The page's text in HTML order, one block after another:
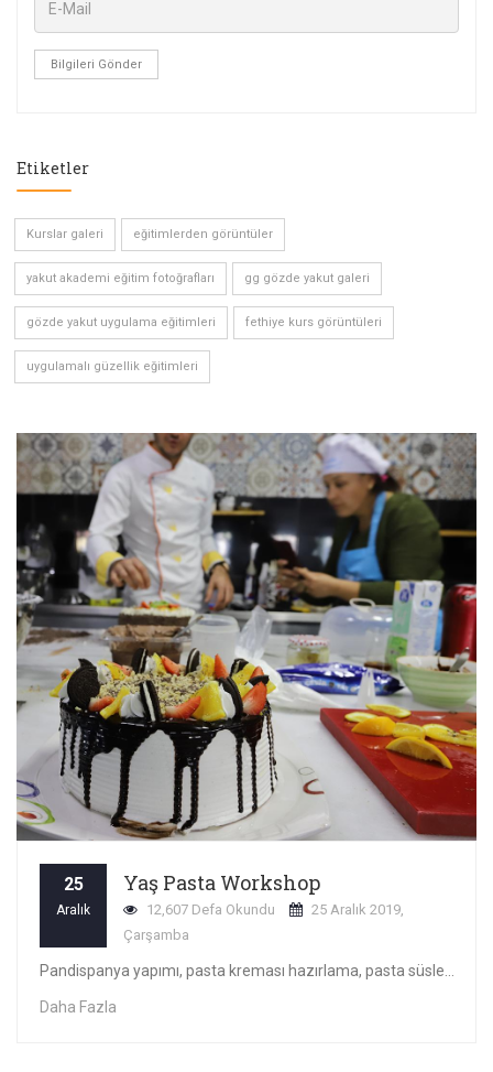
Bilgileri Gönder
Etiketler
Kurslar galeri eğitimlerden görüntüler
yakut akademi eğitim fotoğrafları gg gözde yakut galeri
gözde yakut uygulama eğitimleri fethiye kurs görüntüleri
uygulamalı güzellik eğitimleri
25
Aralık
Yaş Pasta Workshop
12,607 Defa Okundu
25 Aralık 2019,
Çarşamba
Daha Fazla